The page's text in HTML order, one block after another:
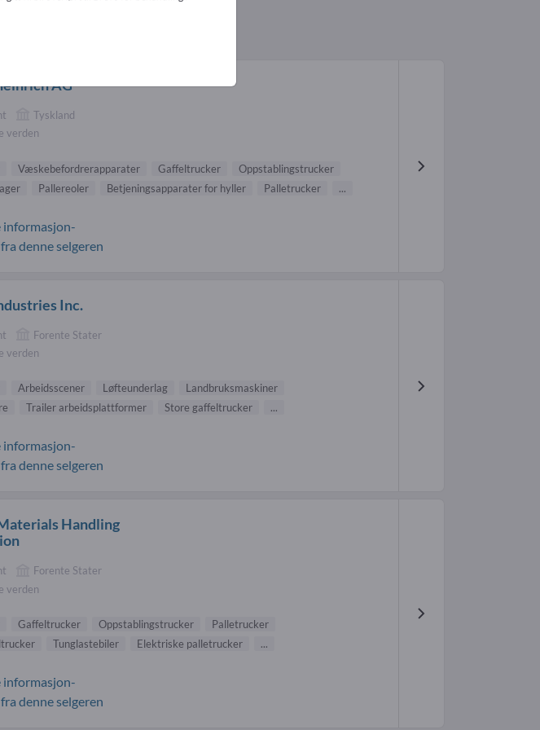
AG
Tyskland
verden
Væskebefordrerapparater Gaffeltrucker
Oppstablingstrucker
Pallereoler Betjeningsapparater for hyller Palletrucker ...
denne selgeren
Inc.
Forente Stater
verden
Arbeidsscener Løfteunderlag
Landbruksmaskiner
Trailer arbeidsplattformer Store gaffeltrucker ...
denne selgeren
Handling
Forente Stater
verden
Gaffeltrucker Oppstablingstrucker
Palletrucker
Tunglastebiler Elektriske palletrucker ...
denne selgeren